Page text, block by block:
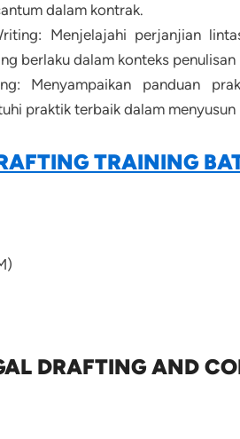
dalam kontrak.
Menjelajahi perjanjian
berlaku dalam konteks
Menyampaikan panduan
praktik terbaik dalam menyusun
TRAINING
DRAFTING AND